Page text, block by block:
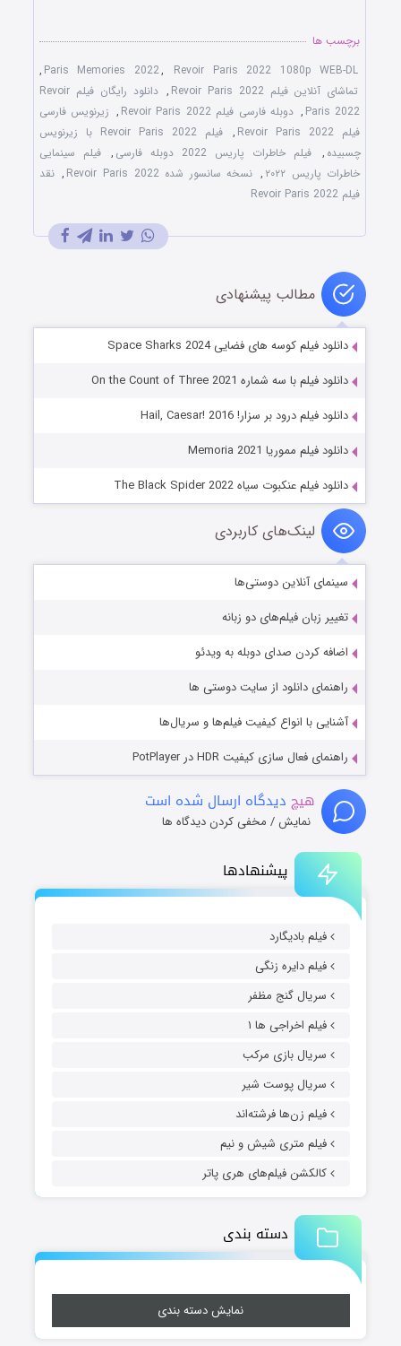
پیشنهادها
فیلم بادیگارد
فیلم دایره زنگی
سریال گنج مظفر
فیلم اخراجی ها ۱
سریال بازی مرکب
سریال پوست شیر
فیلم زن‌ها فرشته‌اند
فیلم متری شیش و نیم
کالکشن فیلم‌های هری پاتر
دسته بندی
نمایش دسته بندی
برچسب ها
Paris Memories 2022, Revoir Paris 2022 1080p WEB-DL
,
تماشای آنلاین فیلم Revoir Paris 2022
,
دانلود رایگان فیلم Revoir
Paris 2022
, دوبله فارسی فیلم Revoir Paris 2022 , زیرنویس فارسی
فیلم Revoir Paris 2022
,
فیلم Revoir Paris 2022 با زیرنویس
چسبیده , فیلم خاطرات پاریس 2022 دوبله فارسی , فیلم سینمایی
خاطرات پاریس ۲۰۲۲
, نسخه سانسور شده Revoir Paris 2022 , نقد
فیلم Revoir Paris 2022
مطالب پیشنهادی
دانلود فیلم کوسه های فضایی Space Sharks 2024
دانلود فیلم با سه شماره On the Count of Three 2021
دانلود فیلم درود بر سزار! Hail, Caesar! 2016
دانلود فیلم مموریا Memoria 2021
دانلود فیلم عنکبوت سیاه The Black Spider 2022
لینک‌های کاربردی
سینمای آنلاین دوستی‌ها
تغییر زبان فیلم‌های دو زبانه
اضافه کردن صدای دوبله به ویدئو
راهنمای دانلود از سایت دوستی ها
آشنایی با انواع کیفیت فیلم‌ها و سریال‌ها
راهنمای فعال سازی کیفیت HDR در PotPlayer
هیچ دیدگاه ارسال شده است
نمایش / مخفی کردن دیدگاه ها